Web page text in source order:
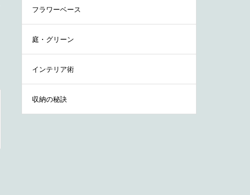
フラワーベース
庭・グリーン
インテリア術
収納の秘訣